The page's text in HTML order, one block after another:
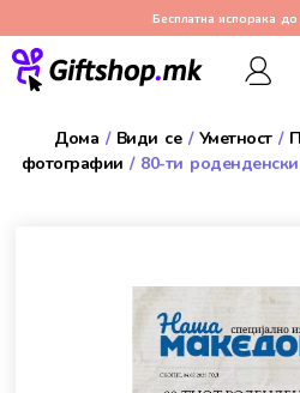
Бесплатна испорака
Дома / Види се/ Уметност/
фотографии / 80-ти